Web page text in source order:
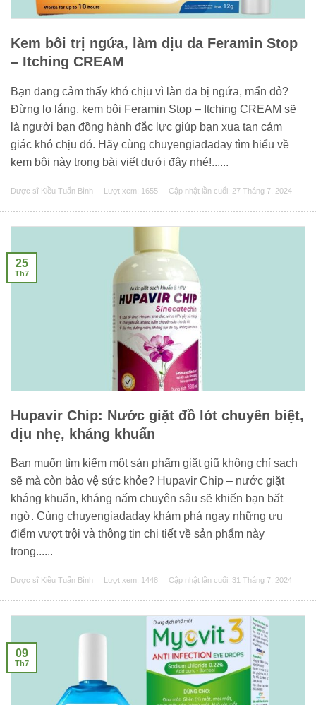
Kem bôi trị ngứa, làm dịu da Feramin Stop
– Itching CREAM
Bạn đang cảm thấy khó chịu vì làn da bị ngứa, mẩn đỏ?
Đừng lo lắng, kem bôi Feramin Stop – Itching CREAM sẽ
là người bạn đồng hành đắc lực giúp bạn xua tan cảm
giác khó chịu đó. Hãy cùng chuyengiadaday tìm hiểu về
kem bôi này trong bài viết dưới đây nhé!......
Dược sĩ Kiều Tuấn Bình Lượt xem: 1655 Cập nhật lần cuối: 27 Tháng 7, 2024
Hupavir Chip: Nước giặt đồ lót chuyên biệt,
dịu nhẹ, kháng khuẩn
Bạn muốn tìm kiếm một sản phẩm giặt giũ không chỉ sạch
sẽ mà còn bảo vệ sức khỏe? Hupavir Chip – nước giặt
kháng khuẩn, kháng nấm chuyên sâu sẽ khiến bạn bất
ngờ. Cùng chuyengiadaday khám phá ngay những ưu
điểm vượt trội và thông tin chi tiết về sản phẩm này
trong......
Dược sĩ Kiều Tuấn Bình Lượt xem: 1448 Cập nhật lần cuối: 31 Tháng 7, 2024
25
Th7
09
Th7